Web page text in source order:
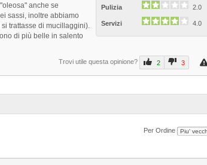
Pulizia 2.0
Servizi 4.0
anche se
sassi, inoltre abbiamo
trattasse di mucillaggini).
di più belle in salento
Trovi utile questa opinione? 2 3
Per Ordine